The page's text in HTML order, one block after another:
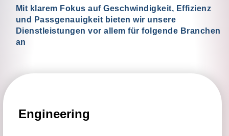
Mit klarem Fokus auf Geschwindigkeit, Effizienz
und Passgenauigkeit bieten wir unsere
Dienstleistungen vor allem für folgende Branchen
an
Engineering